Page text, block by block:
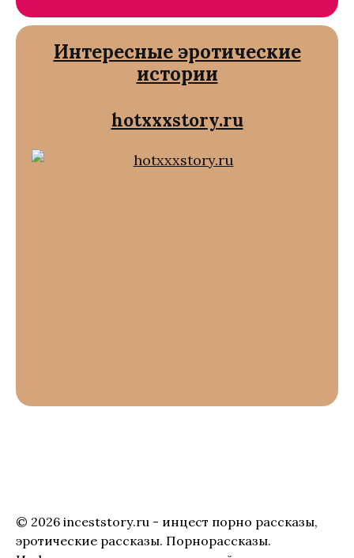
Интересные эротические
истории
hotxxxstory.ru
© 2026 inceststory.ru - инцест порно рассказы,
эротические рассказы. Порнорассказы.